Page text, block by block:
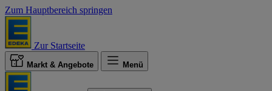
Zum Hauptbereich springen
Zur Startseite
Markt & Angebote Menü